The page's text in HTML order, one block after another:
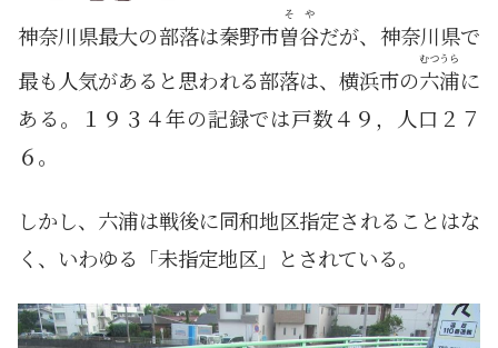
神奈川県最大の部落は秦野市曽谷
そや
だが、神奈川県で
最も人気があると思われる部落は、横浜市の六浦
むつうら
に
ある。１９３４年の記録では戸数４９，人口２７
６。
しかし、六浦は戦後に同和地区指定されることはな
く、いわゆる「未指定地区」とされている。